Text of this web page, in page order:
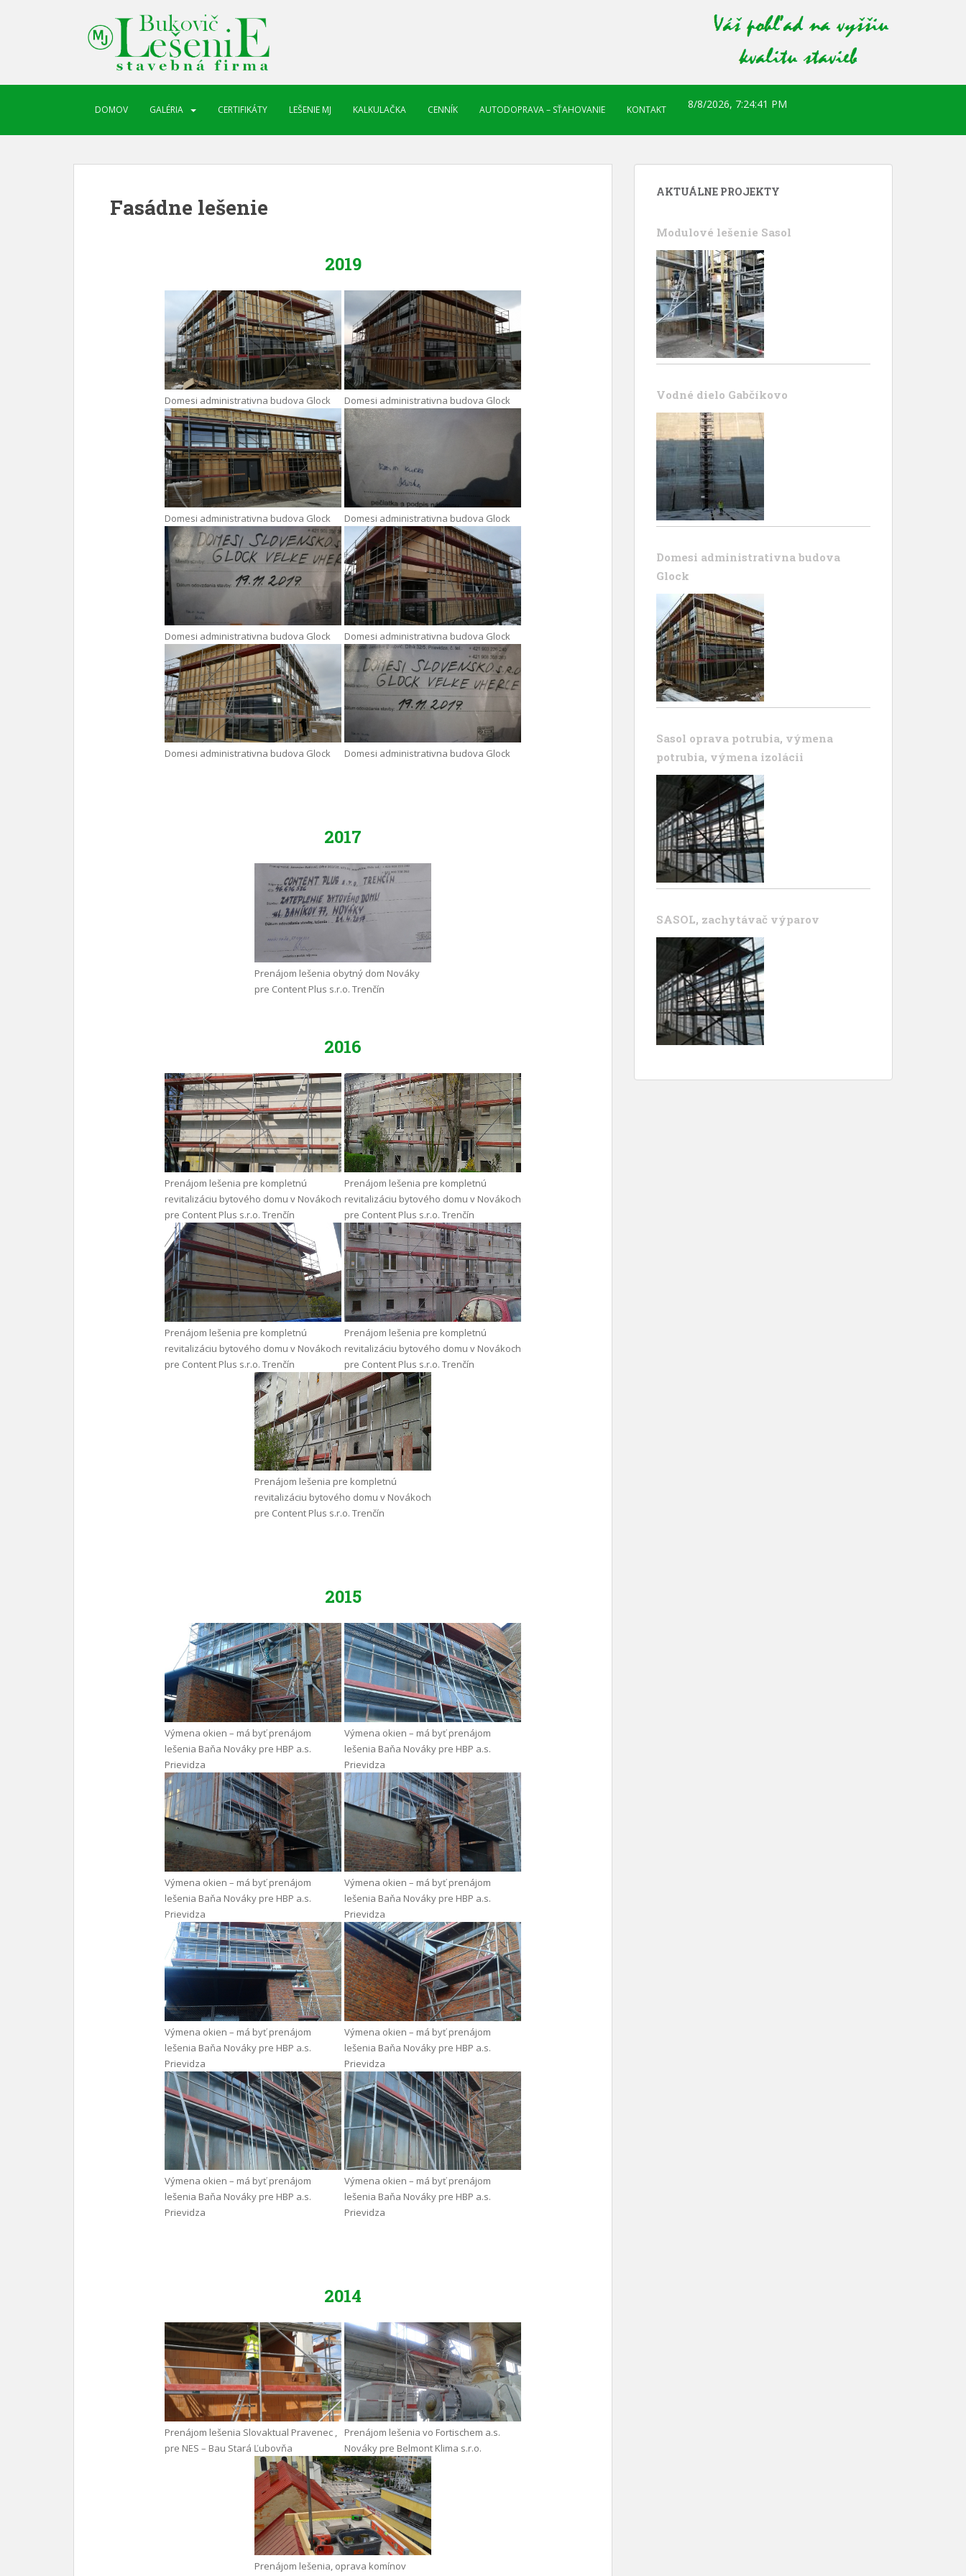
DOMOV GALÉRIA CERTIFIKÁTY LEŠENIE MJ KALKULAČKA CENNÍK AUTODOPRAVA – SŤAHOVANIE KONTAKT 8/8/2026, 7:24:42 PM
Fasádne lešenie
2019
Domesi administrativna budova Glock Domesi administrativna budova Glock
Domesi administrativna budova Glock Domesi administrativna budova Glock
Domesi administrativna budova Glock Domesi administrativna budova Glock
Domesi administrativna budova Glock Domesi administrativna budova Glock
2017
Prenájom lešenia obytný dom Nováky
pre Content Plus s.r.o. Trenčín
2016
Prenájom lešenia pre kompletnú
revitalizáciu bytového domu v Novákoch
pre Content Plus s.r.o. Trenčín
Prenájom lešenia pre kompletnú
revitalizáciu bytového domu v Novákoch
pre Content Plus s.r.o. Trenčín
Prenájom lešenia pre kompletnú
revitalizáciu bytového domu v Novákoch
pre Content Plus s.r.o. Trenčín
Prenájom lešenia pre kompletnú
revitalizáciu bytového domu v Novákoch
pre Content Plus s.r.o. Trenčín
Prenájom lešenia pre kompletnú
revitalizáciu bytového domu v Novákoch
pre Content Plus s.r.o. Trenčín
2015
Výmena okien – má byť prenájom
lešenia Baňa Nováky pre HBP a.s.
Prievidza
Výmena okien – má byť prenájom
lešenia Baňa Nováky pre HBP a.s.
Prievidza
Výmena okien – má byť prenájom
lešenia Baňa Nováky pre HBP a.s.
Prievidza
Výmena okien – má byť prenájom
lešenia Baňa Nováky pre HBP a.s.
Prievidza
Výmena okien – má byť prenájom
lešenia Baňa Nováky pre HBP a.s.
Prievidza
Výmena okien – má byť prenájom
lešenia Baňa Nováky pre HBP a.s.
Prievidza
Výmena okien – má byť prenájom
lešenia Baňa Nováky pre HBP a.s.
Prievidza
Výmena okien – má byť prenájom
lešenia Baňa Nováky pre HBP a.s.
Prievidza
2014
Prenájom lešenia Slovaktual Pravenec ,
pre NES – Bau Stará Ľubovňa
Prenájom lešenia vo Fortischem a.s.
Nováky pre Belmont Klima s.r.o.
Prenájom lešenia, oprava komínov
AKTUÁLNE PROJEKTY
Modulové lešenie Sasol
Vodné dielo Gabčíkovo
Domesi administrativna budova
Glock
Sasol oprava potrubia, výmena
potrubia, výmena izolácii
SASOL, zachytávač výparov